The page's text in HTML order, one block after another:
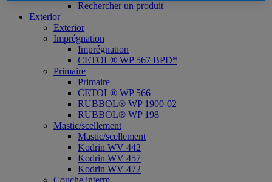
Rechercher un produit
Exterior
Exterior
Imprégnation
Imprégnation
CETOL® WP 567 BPD*
Primaire
Primaire
CETOL® WP 566
RUBBOL® WP 1900-02
RUBBOL® WP 198
Mastic/scellement
Mastic/scellement
Kodrin WV 442
Kodrin WV 457
Kodrin WV 472
Couche interm.